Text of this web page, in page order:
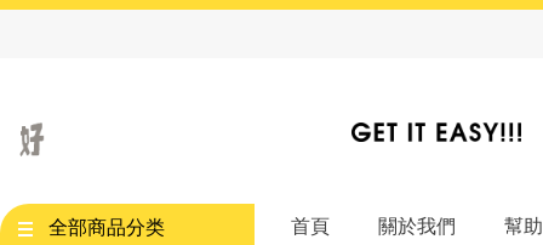
全部商品分类 首頁 關於我們 幫